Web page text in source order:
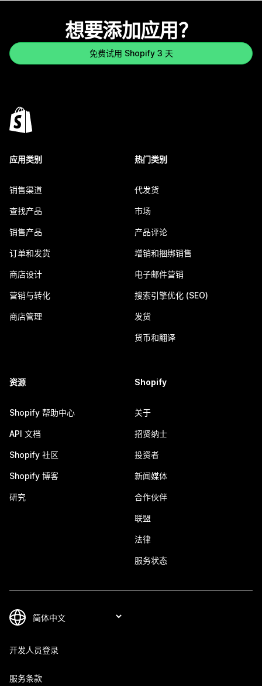
想要添加应用？
免费试用 Shopify 3 天
应用类别
销售渠道
查找产品
销售产品
订单和发货
商店设计
营销与转化
商店管理
热门类别
代发货
市场
产品评论
增销和捆绑销售
电子邮件营销
搜索引擎优化 (SEO)
发货
货币和翻译
资源
Shopify 帮助中心
API 文档
Shopify 社区
Shopify 博客
研究
Shopify
关于
招贤纳士
投资者
新闻媒体
合作伙伴
联盟
法律
服务状态
开发人员登录
服务条款